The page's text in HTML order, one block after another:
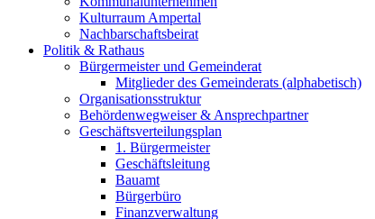
Kulturraum Ampertal
Nachbarschaftsbeirat
Politik & Rathaus
Bürgermeister und Gemeinderat
Mitglieder des Gemeinderats (alphabetisch)
Organisationsstruktur
Behördenwegweiser & Ansprechpartner
Geschäftsverteilungsplan
1. Bürgermeister
Geschäftsleitung
Bauamt
Bürgerbüro
Finanzverwaltung